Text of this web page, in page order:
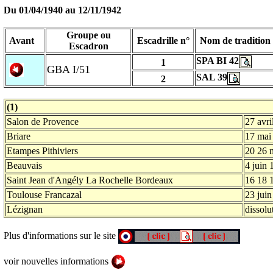
Du 01/04/1940 au 12/11/1942
Avant
Groupe ou
Escadron
Escadrille n° Nom de tradition
GBA I/51
1
SPA BI 42
2
SAL 39
(1)
Salon de Provence
27
Briare
17
Etampes Pithiviers
20 26
Beauvais
4 juin
Saint Jean d'Angély La Rochelle Bordeaux
16 18
Toulouse Francazal
23
Lézignan
Plus d'informations sur le site
voir nouvelles informations